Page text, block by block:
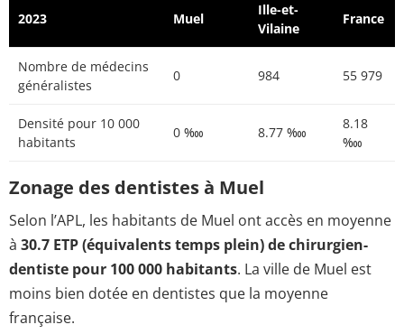
2023 Muel
Ille-et-
Vilaine
France
Nombre de médecins
généralistes
0 984 55 979
Densité pour 10 000
habitants
0 ‱ 8.77 ‱
8.18
‱
Zonage des dentistes à Muel
Selon l’APL, les habitants de Muel ont accès en moyenne
à 30.7 ETP (équivalents temps plein) de chirurgien-
dentiste pour 100 000 habitants. La ville de Muel est
moins bien dotée en dentistes que la moyenne
française.